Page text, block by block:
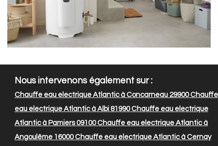
Nous intervenons également sur :
Chauffe eau electrique Atlantic à Concarneau 29900Chauffe
eau electrique Atlantic à Albi 81990Chauffe eau electrique
Atlantic à Pamiers 09100Chauffe eau electrique Atlantic à
Angoulême 16000Chauffe eau electrique Atlantic à Cernay